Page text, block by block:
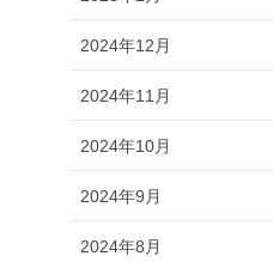
2024年12月
2024年11月
2024年10月
2024年9月
2024年8月